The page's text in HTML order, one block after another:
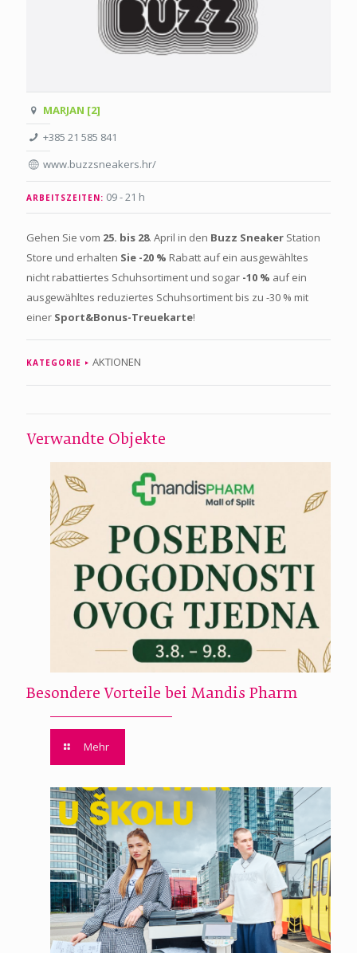
MARJAN [2]
+385 21 585 841
www.buzzsneakers.hr/
ARBEITSZEITEN: 09 - 21 h
Gehen Sie vom 25. bis 28. April in den Buzz Sneaker Station
Store und erhalten Sie -20 % Rabatt auf ein ausgewähltes
nicht rabattiertes Schuhsortiment und sogar -10 % auf ein
ausgewähltes reduziertes Schuhsortiment bis zu -30 % mit
einer Sport&Bonus-Treuekarte!
KATEGORIE AKTIONEN
Verwandte Objekte
Besondere Vorteile bei Mandis Pharm
Mehr